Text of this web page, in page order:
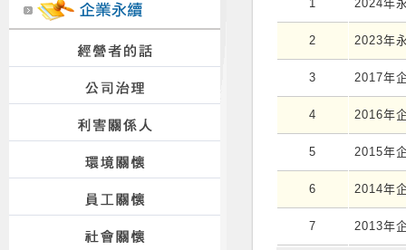
1 2024年
2 2023年
3 2017年
4 2016年
5 2015年
6 2014年
7 2013年